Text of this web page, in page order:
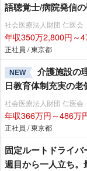
語聴覚士/病院発信
社会医療法人財団 仁医会
年収350万2,800円～
正社員 / 東京都
NEW
介護施設の
日教育体制充実の老
社会医療法人財団 仁医会
年収366万円～486万
正社員 / 東京都
固定ルートドライ
週目から一人立ち